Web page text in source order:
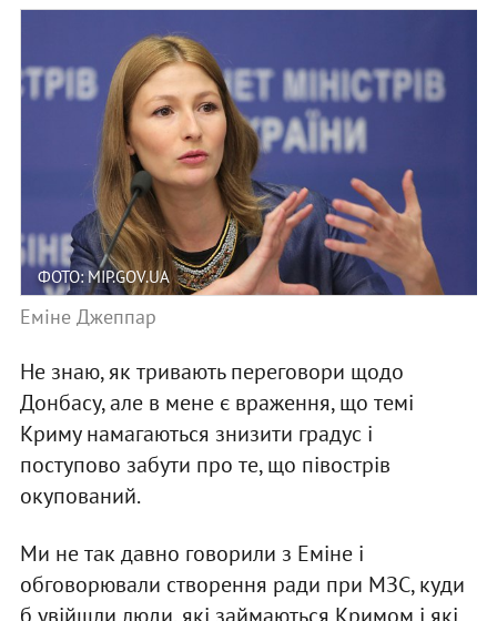
ФОТО: MIP.GOV.UA
Еміне Джеппар
Не знаю, як тривають переговори щодо
Донбасу, але в мене є враження, що темі
Криму намагаються знизити градус і
поступово забути про те, що півострів
окупований.
Ми не так давно говорили з Еміне і
обговорювали створення ради при МЗС, куди
б увійшли люди, які займаються Кримом і які